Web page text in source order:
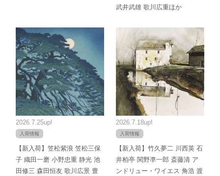
武井武雄 歌川広重ほか
2026.7.25up!
入荷情報
【新入荷】笠松紫浪 笠松三保
子 織田一磨 小野忠重 静光 池
田修三 森田恒友 歌川広景 豊
2026.7.18up!
入荷情報
【新入荷】竹久夢二 川西英 石
井柏亭 関野凖一郎 斎藤清 ア
ンドリュー・ワイエス 角浩 渡